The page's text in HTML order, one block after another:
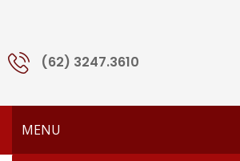
(62) 3247.3610
MENU